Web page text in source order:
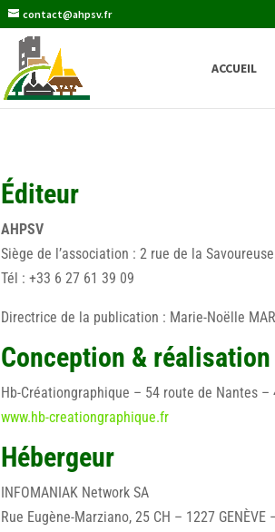
contact@ahpsv.fr
ACCUEIL
Éditeur
AHPSV
Siège de l’association : 2 rue de la
Tél : +33 6 27 61 39 09
Directrice de la publication : Marie-Noëlle
Conception & réalisation
Hb-Créationgraphique – 54 route de Nantes –
www.hb-creationgraphique.fr
Hébergeur
INFOMANIAK Network SA
Rue Eugène-Marziano, 25 CH – 1227 GENÈVE